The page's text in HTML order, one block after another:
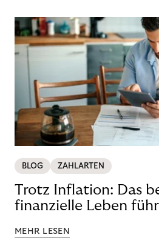
BLOG ZAHLARTEN
Trotz Inflation: Das
finanzielle Leben
MEHR LESEN